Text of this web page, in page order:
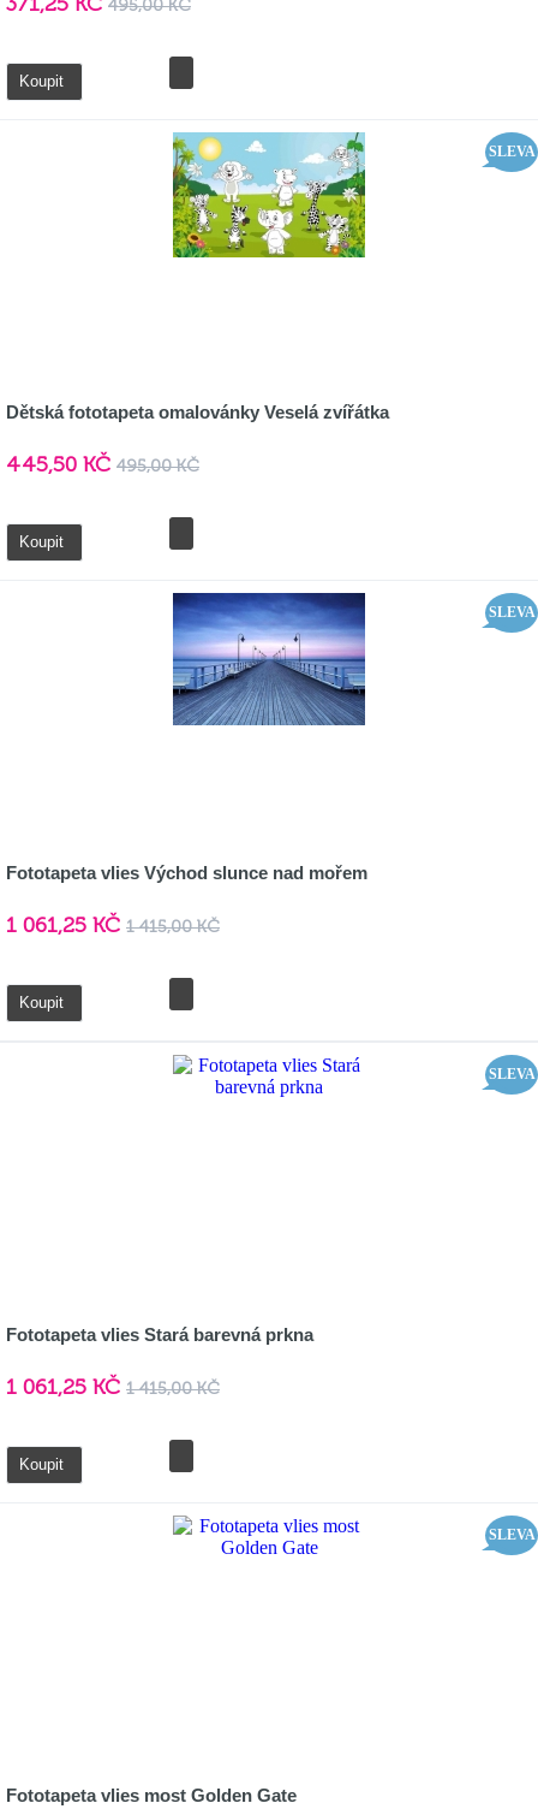
495,00 KČ
Koupit
SLEVA
Dětská fototapeta omalovánky Veselá zvířátka
445,50 KČ 495,00 KČ
Koupit
SLEVA
Fototapeta vlies Východ slunce nad mořem
1 061,25 KČ 1 415,00 KČ
Koupit
SLEVA
Fototapeta vlies Stará barevná prkna
1 061,25 KČ 1 415,00 KČ
Koupit
SLEVA
Fototapeta vlies most Golden Gate